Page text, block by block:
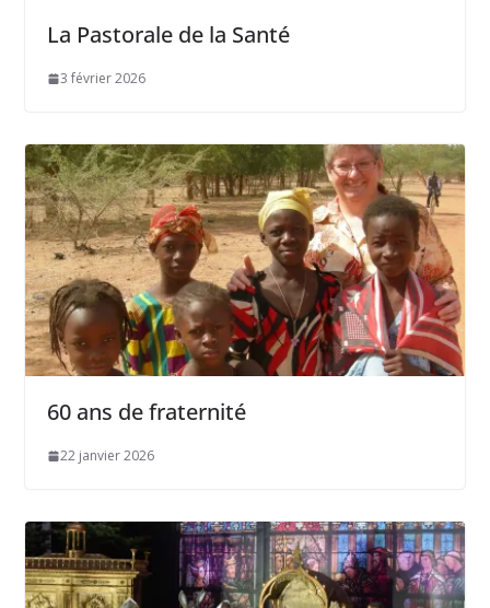
La Pastorale de la Santé
3 février 2026
60 ans de fraternité
22 janvier 2026